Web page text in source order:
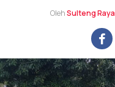
OlehSulteng Raya